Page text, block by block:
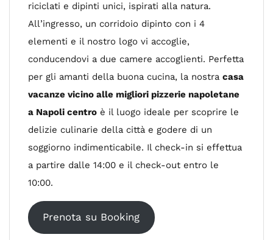
riciclati e dipinti unici, ispirati alla natura.
All’ingresso, un corridoio dipinto con i 4
elementi e il nostro logo vi accoglie,
conducendovi a due camere accoglienti. Perfetta
per gli amanti della buona cucina, la nostra casa
vacanze vicino alle migliori pizzerie napoletane
a Napoli centro è il luogo ideale per scoprire le
delizie culinarie della città e godere di un
soggiorno indimenticabile. Il check-in si effettua
a partire dalle 14:00 e il check-out entro le
10:00.
Prenota su Booking